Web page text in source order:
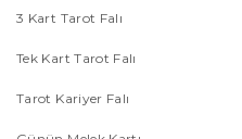
3 Kart Tarot Falı
Tek Kart Tarot Falı
Tarot Kariyer Falı